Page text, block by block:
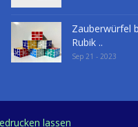
Zauberwürfel
Rubik ..
Sep 21 - 2023
lassen